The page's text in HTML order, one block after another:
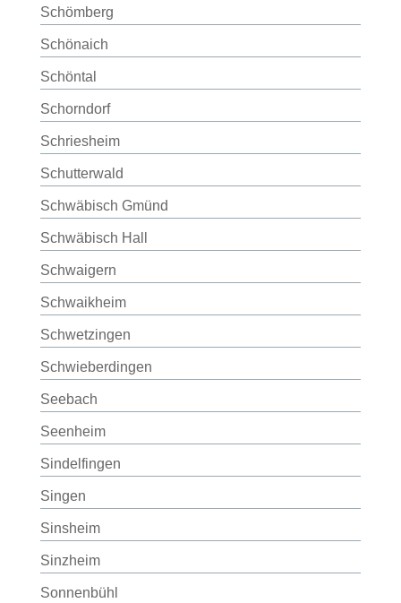
Schömberg
Schönaich
Schöntal
Schorndorf
Schriesheim
Schutterwald
Schwäbisch Gmünd
Schwäbisch Hall
Schwaigern
Schwaikheim
Schwetzingen
Schwieberdingen
Seebach
Seenheim
Sindelfingen
Singen
Sinsheim
Sinzheim
Sonnenbühl